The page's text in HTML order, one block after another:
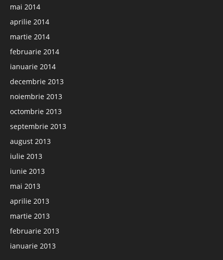
mai 2014
aprilie 2014
martie 2014
februarie 2014
ianuarie 2014
decembrie 2013
noiembrie 2013
octombrie 2013
septembrie 2013
august 2013
iulie 2013
iunie 2013
mai 2013
aprilie 2013
martie 2013
februarie 2013
ianuarie 2013